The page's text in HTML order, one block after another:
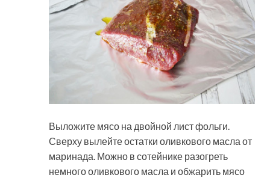
Выложите мясо на двойной лист фольги.
Сверху вылейте остатки оливкового масла от
маринада. Можно в сотейнике разогреть
немного оливкового масла и обжарить мясо